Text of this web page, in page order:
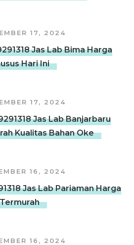
17, 2024
Jas Lab Bima Harga
Hari Ini
17, 2024
Jas Lab Banjarbaru
Kualitas Bahan Oke
16, 2024
Jas Lab Pariaman Harga
Termurah
16, 2024